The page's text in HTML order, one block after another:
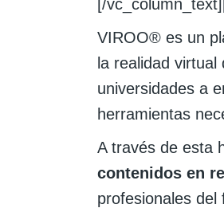
[/
VIROO® es un
la realidad
universidades a
herramientas
A través de esta
contenidos en
profesionales del